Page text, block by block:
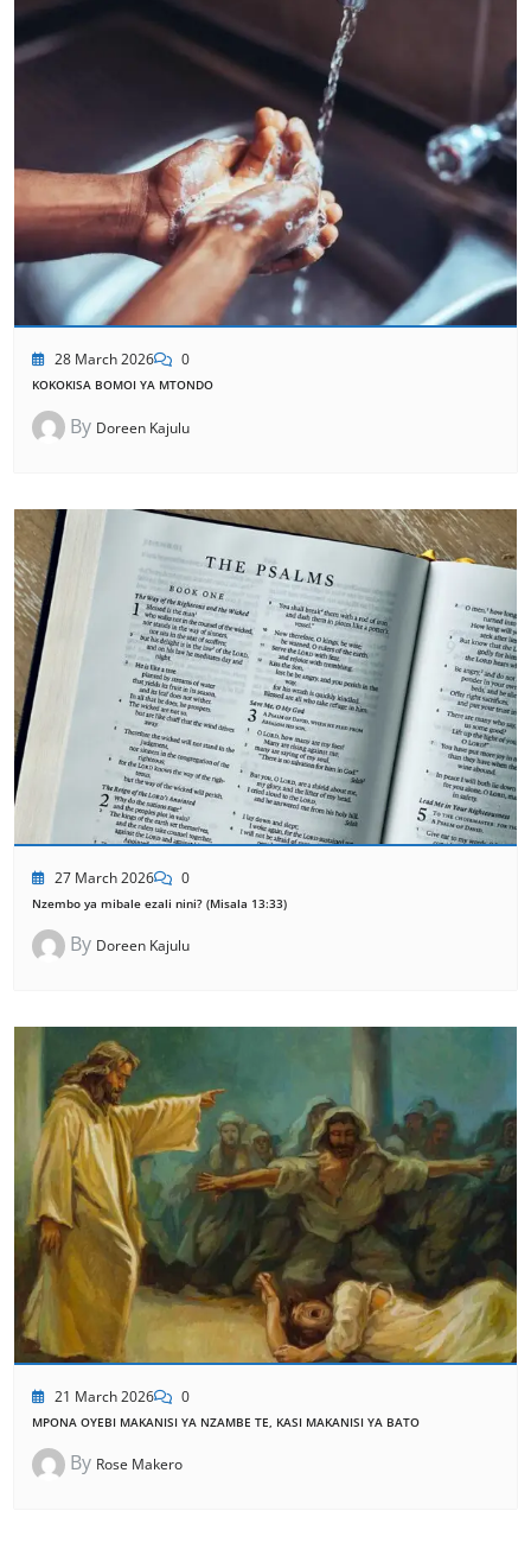
28 March 2026 0
KOKOKISA BOMOI YA MTONDO
By Doreen Kajulu
27 March 2026 0
Nzembo ya mibale ezali nini? (Misala 13:33)
By Doreen Kajulu
21 March 2026 0
MPONA OYEBI MAKANISI YA NZAMBE TE, KASI MAKANISI YA BATO
By Rose Makero